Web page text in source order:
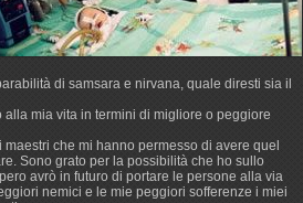
di samsara e nirvana, quale diresti sia il
mia vita in termini di migliore o peggiore
che mi hanno permesso di avere quel
Sono grato per la possibilità che ho sullo
avrò in futuro di portare le persone alla via
nemici e le mie peggiori sofferenze i miei